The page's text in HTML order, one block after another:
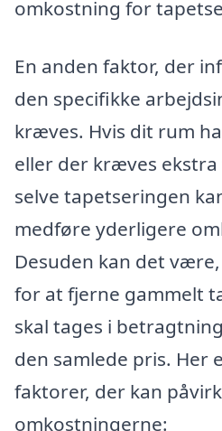
omkostning for
En anden faktor, der
den specifikke
kræves. Hvis dit rum
eller der kræves
selve tapetseringen
medføre yderligere
Desuden kan det
for at fjerne gammelt
skal tages i
den samlede pris. Her
faktorer, der kan
omkostningerne: